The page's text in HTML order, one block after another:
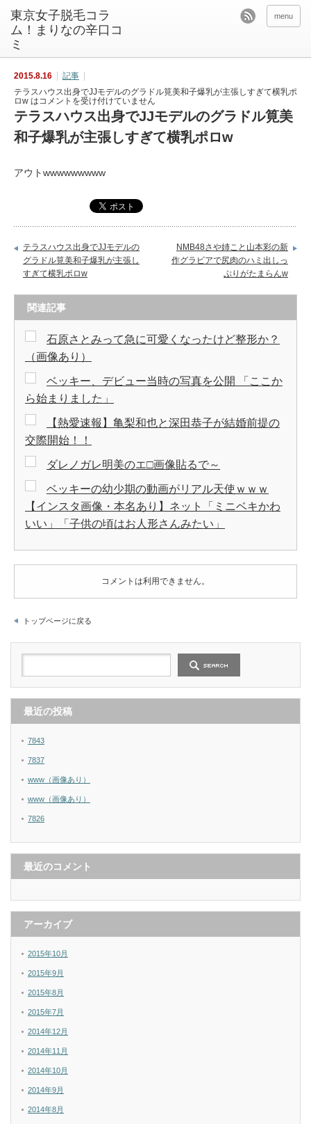
東京女子脱毛コラ
ム！まりなの辛口コ
ミ
menu
2015.8.16
記事
テラスハウス出身でJJモデルのグラドル筧美和子爆乳が主張しすぎて横乳ポ
ロw はコメントを受け付けていません
テラスハウス出身でJJモデルのグラドル筧美
和子爆乳が主張しすぎて横乳ポロw
アウトwwwwwwwww
テラスハウス出身でJJモデルの
グラドル筧美和子爆乳が主張し
すぎて横乳ポロw
NMB48さや姉こと山本彩の新
作グラビアで尻肉のハミ出しっ
ぷりがたまらんw
関連記事
石原さとみって急に可愛くなったけど整形か？
（画像あり）
ベッキー、デビュー当時の写真を公開 「ここか
ら始まりました」
【熱愛速報】亀梨和也と深田恭子が結婚前提の
交際開始！！
ダレノガレ明美のエ□画像貼るで～
ベッキーの幼少期の動画がリアル天使ｗｗｗ
【インスタ画像・本名あり】ネット「ミニベキかわ
いい」「子供の頃はお人形さんみたい」
コメントは利用できません。
トップページに戻る
最近の投稿
7843
7837
www（画像あり）
www（画像あり）
7826
最近のコメント
アーカイブ
2015年10月
2015年9月
2015年8月
2015年7月
2014年12月
2014年11月
2014年10月
2014年9月
2014年8月